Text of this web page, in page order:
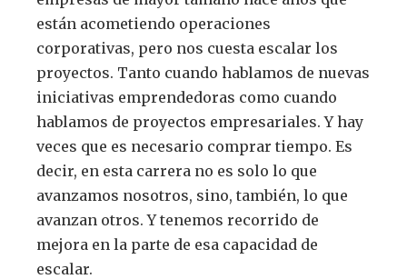
están acometiendo operaciones
corporativas, pero nos cuesta escalar los
proyectos. Tanto cuando hablamos de nuevas
iniciativas emprendedoras como cuando
hablamos de proyectos empresariales. Y hay
veces que es necesario comprar tiempo. Es
decir, en esta carrera no es solo lo que
avanzamos nosotros, sino, también, lo que
avanzan otros. Y tenemos recorrido de
mejora en la parte de esa capacidad de
escalar.